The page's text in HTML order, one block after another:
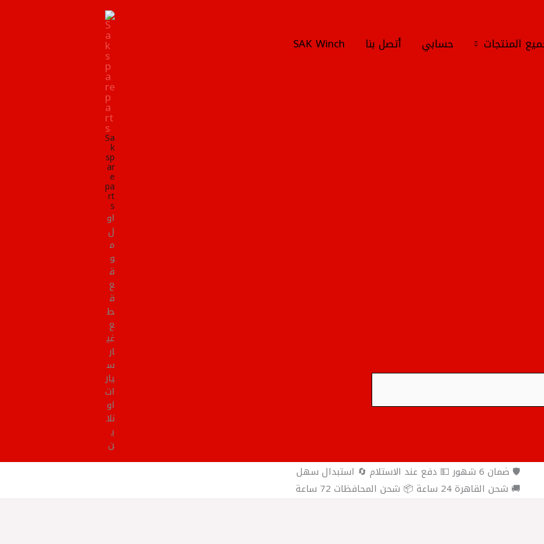
المنتجات حسابي أتصل بنا SAK Winch
Sa
k
sp
ar
e
pa
rt
s
او
ل
م
و
ق
ع
ق
ط
ع
غي
ار
س
يار
ات
او
نلا
ي
ن
🛡️ ضمان 6 شهور 💵 دفع عند الاستلام 🔄 استبدال سهل
🚚 شحن القاهرة 24 ساعة 📦 شحن المحافظات 72 ساعة